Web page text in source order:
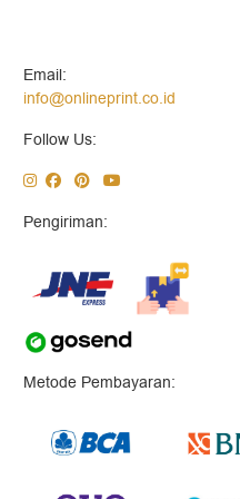
Email:
info@onlineprint.co.id
Follow Us:
Pengiriman:
Metode Pembayaran: